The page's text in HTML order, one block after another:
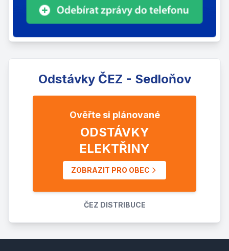
Odstávky ČEZ - Sedloňov
Ověřte si plánované
ODSTÁVKY
ELEKTŘINY
ZOBRAZIT PRO OBEC
ČEZ DISTRIBUCE